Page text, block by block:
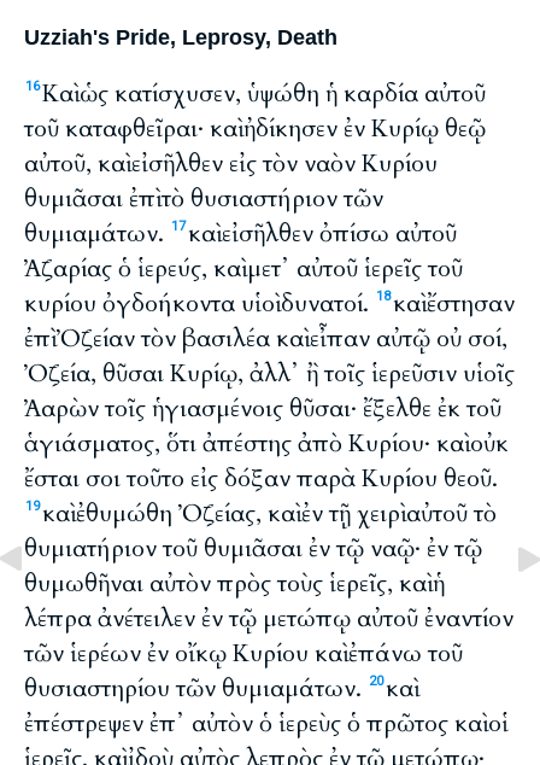
Uzziah's Pride, Leprosy, Death
16Καὶ ὡς κατίσχυσεν, ὑψώθη ἡ καρδία αὐτοῦ
τοῦ καταφθεῖραι· καὶ ἠδίκησεν ἐν Κυρίῳ θεῷ
αὐτοῦ, καὶ εἰσῆλθεν εἰς τὸν ναὸν Κυρίου
θυμιᾶσαι ἐπὶ τὸ θυσιαστήριον τῶν
θυμιαμάτων.
17καὶ εἰσῆλθεν ὀπίσω αὐτοῦ
Ἀζαρίας ὁ ἱερεύς, καὶ μετ᾽ αὐτοῦ ἱερεῖς τοῦ
κυρίου ὀγδοήκοντα υἱοὶ δυνατοί.
18καὶ ἔστησαν
ἐπὶ Ὀζείαν τὸν βασιλέα καὶ εἶπαν αὐτῷ οὐ σοί,
Ὀζεία, θῦσαι Κυρίῳ, ἀλλ᾽ ἢ τοῖς ἱερεῦσιν υἱοῖς
Ἀαρὼν τοῖς ἡγιασμένοις θῦσαι· ἔξελθε ἐκ τοῦ
ἁγιάσματος, ὅτι ἀπέστης ἀπὸ Κυρίου· καὶ οὐκ
ἔσται σοι τοῦτο εἰς δόξαν παρὰ Κυρίου θεοῦ.
19καὶ ἐθυμώθη Ὀζείας, καὶ ἐν τῇ χειρὶ αὐτοῦ τὸ
θυμιατήριον τοῦ θυμιᾶσαι ἐν τῷ ναῷ· ἐν τῷ
θυμωθῆναι αὐτὸν πρὸς τοὺς ἱερεῖς, καὶ ἡ
λέπρα ἀνέτειλεν ἐν τῷ μετώπῳ αὐτοῦ ἐναντίον
τῶν ἱερέων ἐν οἴκῳ Κυρίου καὶ ἐπάνω τοῦ
θυσιαστηρίου τῶν θυμιαμάτων.
20καὶ
ἐπέστρεψεν ἐπ᾽ αὐτὸν ὁ ἱερεὺς ὁ πρῶτος καὶ οἱ
ἱερεῖς, καὶ ἰδοὺ αὐτὸς λεπρὸς ἐν τῷ μετώπῳ·